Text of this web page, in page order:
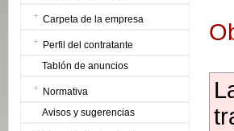
Carpeta de la empresa
Perfil del contratante
Tablón de anuncios
Normativa
Avisos y sugerencias